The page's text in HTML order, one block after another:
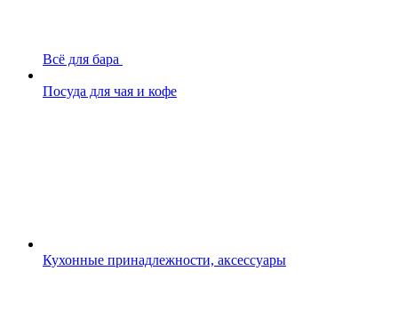
Всё для бара
Посуда для чая и кофе
Кухонные принадлежности, аксессуары